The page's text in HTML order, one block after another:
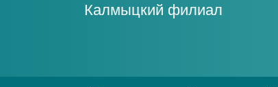
Калмыцкий филиал